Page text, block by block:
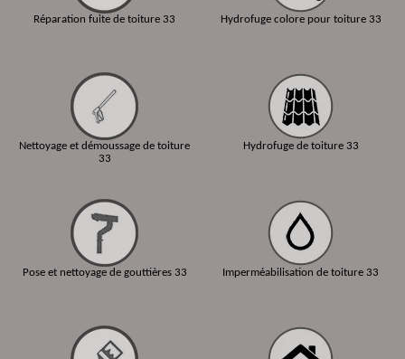
Réparation fuite de toiture 33
Nettoyage et démoussage de toiture
33
Pose et nettoyage de gouttières 33
Hydrofuge colore pour toiture 33
Hydrofuge de toiture 33
Imperméabilisation de toiture 33